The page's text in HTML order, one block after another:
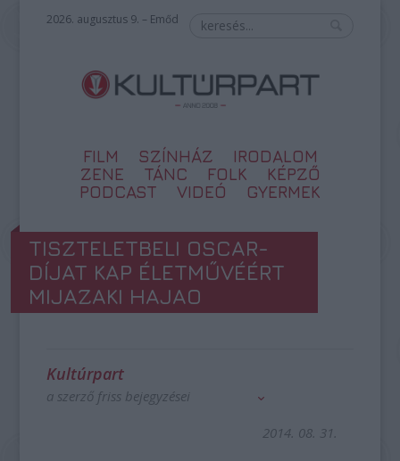
2026. augusztus 9. – Emőd
FILM SZÍNHÁZ
IRODALOM
ZENE
TÁNC FOLK
KÉPZŐ
PODCAST
VIDEÓ GYERMEK
TISZTELETBELI OSCAR-
DÍJAT KAP ÉLETMŰVÉÉRT
MIJAZAKI HAJAO
Kultúrpart
a szerző friss bejegyzései
2014. 08. 31.